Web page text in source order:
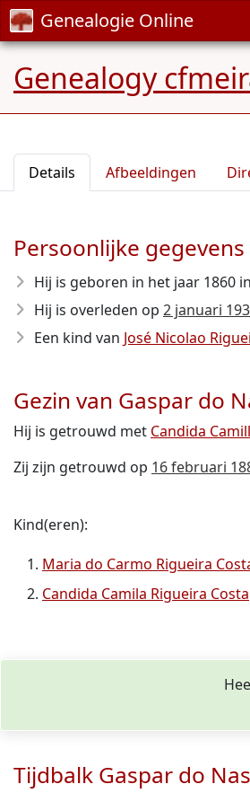
Genealogie Online
Genealogy
Details Afbeeldingen
Persoonlijke
Hij is geboren in het jaar 1860
Hij is overleden op 2 januari
Een kind van José Nicolao
Gezin van Gaspar do
Hij is getrouwd met Candida
Zij zijn getrouwd op 16 februari
Kind(eren):
Maria do Carmo Rigueira
Candida Camila Rigueira Costa
Tijdbalk Gaspar do